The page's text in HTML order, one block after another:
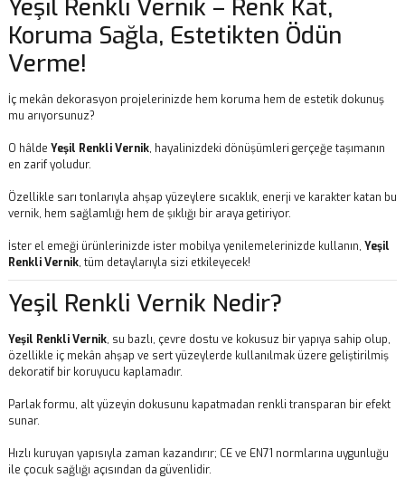
Yeşil Renkli Vernik – Renk Kat,
Koruma Sağla, Estetikten Ödün
Verme!
İç mekân dekorasyon projelerinizde hem koruma hem de estetik dokunuş
mu arıyorsunuz?
O hâlde Yeşil Renkli Vernik, hayalinizdeki dönüşümleri gerçeğe taşımanın
en zarif yoludur.
Özellikle sarı tonlarıyla ahşap yüzeylere sıcaklık, enerji ve karakter katan bu
vernik, hem sağlamlığı hem de şıklığı bir araya getiriyor.
İster el emeği ürünlerinizde ister mobilya yenilemelerinizde kullanın, Yeşil
Renkli Vernik, tüm detaylarıyla sizi etkileyecek!
Yeşil Renkli Vernik Nedir?
Yeşil Renkli Vernik, su bazlı, çevre dostu ve kokusuz bir yapıya sahip olup,
özellikle iç mekân ahşap ve sert yüzeylerde kullanılmak üzere geliştirilmiş
dekoratif bir koruyucu kaplamadır.
Parlak formu, alt yüzeyin dokusunu kapatmadan renkli transparan bir efekt
sunar.
Hızlı kuruyan yapısıyla zaman kazandırır; CE ve EN71 normlarına uygunluğu
ile çocuk sağlığı açısından da güvenlidir.